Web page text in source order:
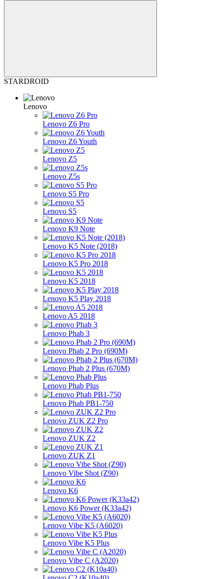
STARDROID
Lenovo
Lenovo Z6 Pro
Lenovo Z6 Youth
Lenovo Z5
Lenovo Z5s
Lenovo S5 Pro
Lenovo S5
Lenovo K9 Note
Lenovo K5 Note (2018)
Lenovo K5 Pro 2018
Lenovo K5 2018
Lenovo K5 Play 2018
Lenovo A5 2018
Lenovo Phab 3
Lenovo Phab 2 Pro (690M)
Lenovo Phab 2 Plus (670M)
Lenovo Phab Plus
Lenovo Phab PB1-750
Lenovo ZUK Z2 Pro
Lenovo ZUK Z2
Lenovo ZUK Z1
Lenovo Vibe Shot (Z90)
Lenovo K6
Lenovo K6 Power (K33a42)
Lenovo Vibe K5 (A6020)
Lenovo Vibe K5 Plus
Lenovo Vibe C (A2020)